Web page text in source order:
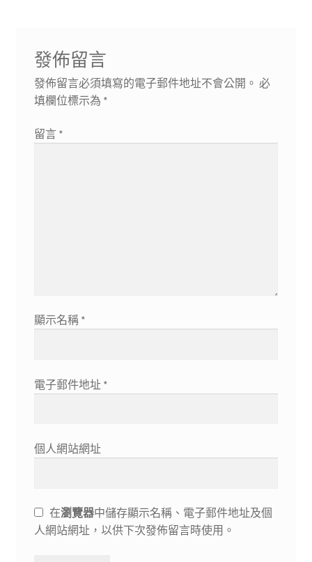
發佈留言
發佈留言必須填寫的電子郵件地址不會公開。 必
填欄位標示為 *
留言 *
顯示名稱 *
電子郵件地址 *
個人網站網址
在瀏覽器中儲存顯示名稱、電子郵件地址及個
人網站網址，以供下次發佈留言時使用。